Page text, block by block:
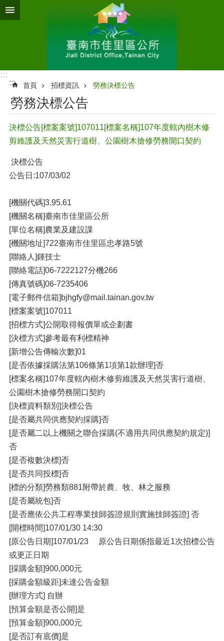
跳到主要內容區塊
:::
:::
首頁 招標資訊 勞務決標公告
勞務決標公告
決標公告[標案案號]107011[標案名稱]107年度轄內樹木修
剪維護及天然災害行道樹、公園樹木搶修勞務開口契約
決標公告
公告日:107/03/02
[機關代碼]3.95.61
[機關名稱]臺南市佳里區公所
[單位名稱]農業及建設課
[機關地址]722臺南市佳里區忠孝路5號
[聯絡人]鍾技士
[聯絡電話]06-7222127分機266
[傳真號碼]06-7235406
[電子郵件信箱]bjhgfy@mail.tainan.gov.tw
[標案案號]107011
[招標方式]公開取得報價單或企劃書
[決標方式]參考最有利標精神
[新增公告傳輸次數]01
[是否依據採購法第106條第1項第1款辦理]否
[標案名稱]107年度轄內樹木修剪維護及天然災害行道樹、
公園樹木搶修勞務開口契約
[決標資料類別]決標公告
[是否屬共同供應契約採購]否
[是否屬二以上機關之聯合採購(不適用共同供應契約規定)]
否
[是否複數決標]否
[是否共同投標]否
[標的分類]勞務類881附帶於農、牧、林之服務
[是否屬統包]否
[是否應依公共工程專業技師簽證規則實施技師簽證] 否
[開標時間]107/01/30 14:30
[原公告日期]107/01/23 原公告日期係指最近1次招標公告
或更正日期
[採購金額]900,000元
[採購金額級距]未達公告金額
[辦理方式] 自辦
[預算金額是否公開]是
[預算金額]900,000元
[是否訂有底價]是